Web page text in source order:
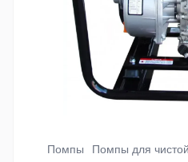
Помпы Помпы для